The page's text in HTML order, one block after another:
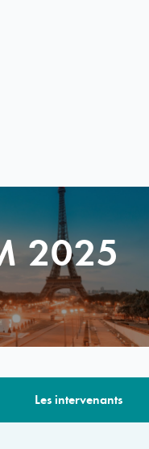
2025
Les intervenants